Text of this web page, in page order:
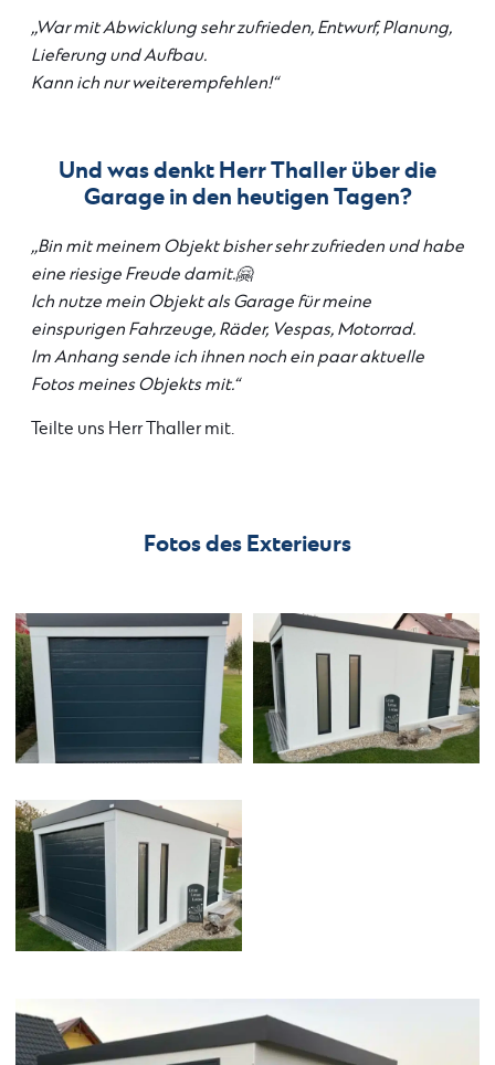
,,War mit Abwicklung sehr zufrieden, Entwurf, Planung,
Lieferung und Aufbau.
Kann ich nur weiterempfehlen!“
Und was denkt Herr Thaller über die
Garage in den heutigen Tagen?
,,Bin mit meinem Objekt bisher sehr zufrieden und habe
eine riesige Freude damit.🤗
Ich nutze mein Objekt als Garage für meine
einspurigen Fahrzeuge, Räder, Vespas, Motorrad.
Im Anhang sende ich ihnen noch ein paar aktuelle
Fotos meines Objekts mit.“
Teilte uns Herr Thaller mit.
Fotos des Exterieurs